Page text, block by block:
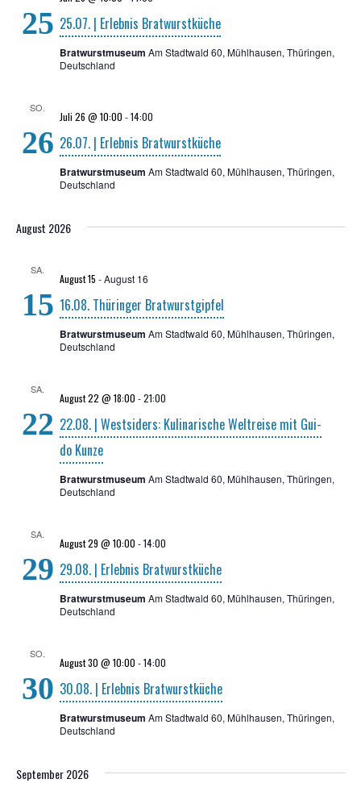
25 25.07. | Erleb­nis Bratwurstküche
Bratwurstmuseum Am Stadtwald 60, Mühlhausen, Thüringen,
Deutschland
SO.
26 26.07. | Erleb­nis Bratwurstküche
Juli 26 @ 10:00 -14:00
Bratwurstmuseum Am Stadtwald 60, Mühlhausen, Thüringen,
Deutschland
August 2026
SA.
15 16.08. Thü­rin­ger Bratwurstgipfel
August 15 -August 16
Bratwurstmuseum Am Stadtwald 60, Mühlhausen, Thüringen,
Deutschland
SA.
22 22.08. | West­si­ders: Kuli­na­ri­sche Welt­rei­se mit Gui­
do Kunze
August 22 @ 18:00 -21:00
Bratwurstmuseum Am Stadtwald 60, Mühlhausen, Thüringen,
Deutschland
SA.
29 29.08. | Erleb­nis Bratwurstküche
August 29 @ 10:00 -14:00
Bratwurstmuseum Am Stadtwald 60, Mühlhausen, Thüringen,
Deutschland
SO.
30 30.08. | Erleb­nis Bratwurstküche
August 30 @ 10:00 -14:00
Bratwurstmuseum Am Stadtwald 60, Mühlhausen, Thüringen,
Deutschland
September 2026